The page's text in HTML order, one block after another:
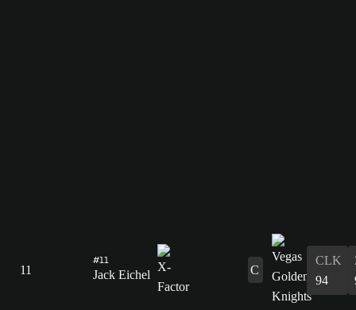
11
#11
Jack Eichel C
CLK
94